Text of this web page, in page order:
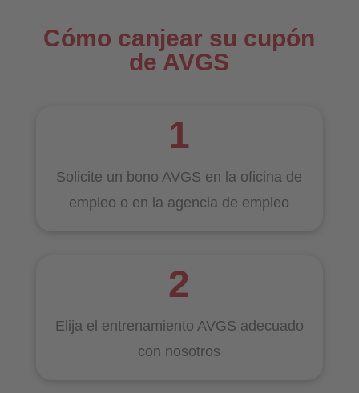
Cómo canjear su cupón
de AVGS
Solicite un bono AVGS en la oficina de
empleo o en la agencia de empleo
Elija el entrenamiento AVGS adecuado
con nosotros